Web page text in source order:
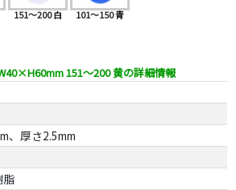
151～200 白 101～150 青
151～200 黄の詳細情報
、厚さ2.5mm
脂